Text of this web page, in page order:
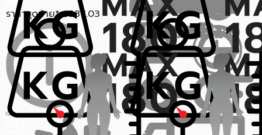
ราคาสุดท้าย* ฿387.03